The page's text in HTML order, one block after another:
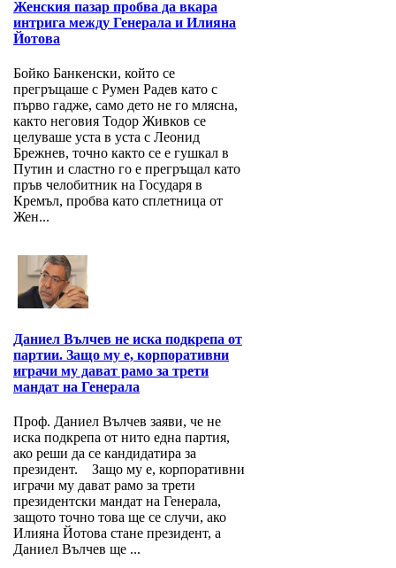
Женския пазар пробва да вкара
интрига между Генерала и Илияна
Йотова
Бойко Банкенски, който се
прегръщаше с Румен Радев като с
първо гадже, само дето не го млясна,
както неговия Тодор Живков се
целуваше уста в уста с Леонид
Брежнев, точно както се е гушкал в
Путин и сластно го е прегръщал като
пръв челобитник на Государя в
Кремъл, пробва като сплетница от
Жен...
Даниел Вълчев не иска подкрепа от
партии. Защо му е, корпоративни
играчи му дават рамо за трети
мандат на Генерала
Проф. Даниел Вълчев заяви, че не
иска подкрепа от нито една партия,
ако реши да се кандидатира за
президент. Защо му е, корпоративни
играчи му дават рамо за трети
президентски мандат на Генерала,
защото точно това ще се случи, ако
Илияна Йотова стане президент, а
Даниел Вълчев ще ...